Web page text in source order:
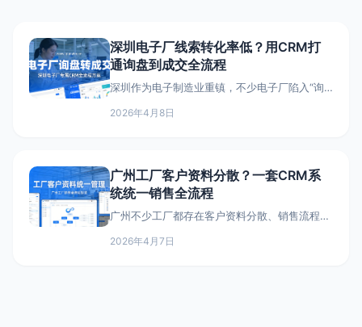
深圳电子厂线索转化率低？用CRM打
通询盘到成交全流程
深圳作为电子制造业重镇，不少电子厂陷入“询
力，有效线索跟进断层，辛苦投入的推广成本打
交，实现高效转化，让每一条有效线索都不流
失。
2026年4月8日
广州工厂客户资料分散？一套CRM系
统统一销售全流程
广州不少工厂都存在客户资料分散、销售流程混
离职带走客户，报价不统一、订单跟进断层，管
2026年4月7日